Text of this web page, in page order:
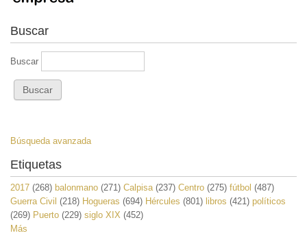
Buscar
Buscar
Búsqueda avanzada
Etiquetas
2017 (268) balonmano (271) Calpisa(237) Centro (275) fútbol (487)
Guerra Civil (218) Hogueras (694) Hércules (801) libros (421) políticos
(269) Puerto (229) siglo XIX (452)
Más